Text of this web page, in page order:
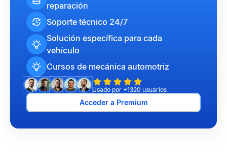
reparación
Soporte técnico 24/7
Solución específica para cada
vehículo
Cursos de mecánica automotriz
Usado por +1320 usuarios
Acceder a Premium